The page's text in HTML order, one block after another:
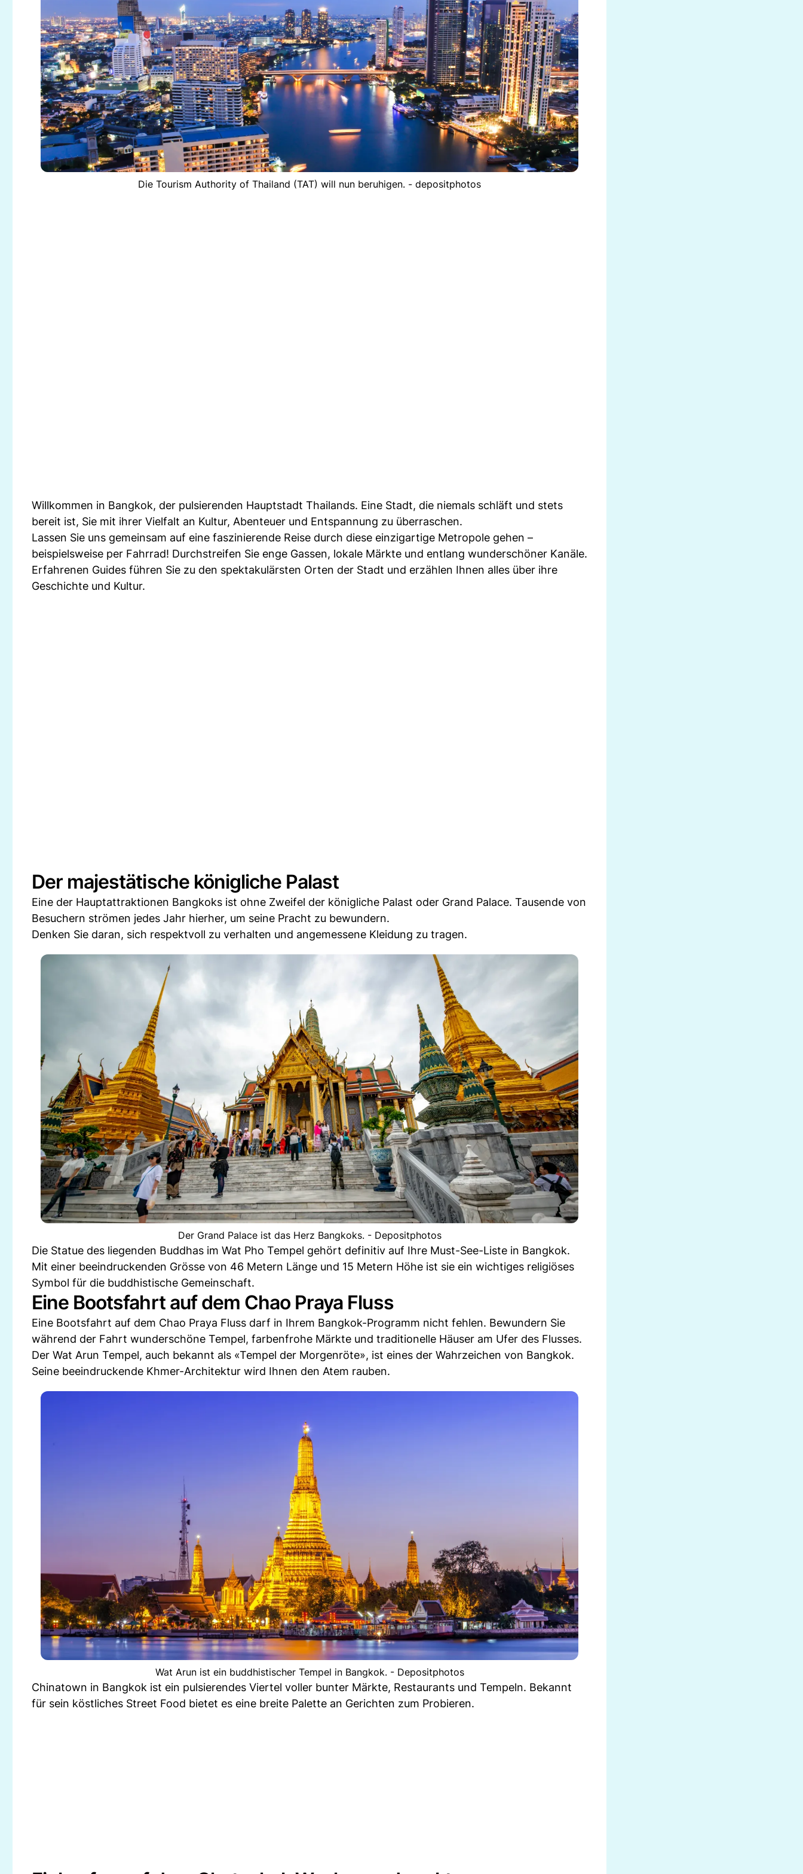
Die Tourism Authority of Thailand (TAT) will nun beruhigen. - depositphotos
Willkommen in Bangkok, der pulsierenden Hauptstadt Thailands. Eine Stadt, die niemals schläft und stets
bereit ist, Sie mit ihrer Vielfalt an Kultur, Abenteuer und Entspannung zu überraschen.
Lassen Sie uns gemeinsam auf eine faszinierende Reise durch diese einzigartige Metropole gehen –
beispielsweise per Fahrrad! Durchstreifen Sie enge Gassen, lokale Märkte und entlang wunderschöner Kanäle.
Erfahrenen Guides führen Sie zu den spektakulärsten Orten der Stadt und erzählen Ihnen alles über ihre
Geschichte und Kultur.
Der majestätische königliche Palast
Eine der Hauptattraktionen Bangkoks ist ohne Zweifel der königliche Palast oder Grand Palace. Tausende von
Besuchern strömen jedes Jahr hierher, um seine Pracht zu bewundern.
Denken Sie daran, sich respektvoll zu verhalten und angemessene Kleidung zu tragen.
Der Grand Palace ist das Herz Bangkoks. - Depositphotos
Die Statue des liegenden Buddhas im Wat Pho Tempel gehört definitiv auf Ihre Must-See-Liste in Bangkok.
Mit einer beeindruckenden Grösse von 46 Metern Länge und 15 Metern Höhe ist sie ein wichtiges religiöses
Symbol für die buddhistische Gemeinschaft.
Eine Bootsfahrt auf dem Chao Praya Fluss
Eine Bootsfahrt auf dem Chao Praya Fluss darf in Ihrem Bangkok-Programm nicht fehlen. Bewundern Sie
während der Fahrt wunderschöne Tempel, farbenfrohe Märkte und traditionelle Häuser am Ufer des Flusses.
Der Wat Arun Tempel, auch bekannt als «Tempel der Morgenröte», ist eines der Wahrzeichen von Bangkok.
Seine beeindruckende Khmer-Architektur wird Ihnen den Atem rauben.
Wat Arun ist ein buddhistischer Tempel in Bangkok. - Depositphotos
Chinatown in Bangkok ist ein pulsierendes Viertel voller bunter Märkte, Restaurants und Tempeln. Bekannt
für sein köstliches Street Food bietet es eine breite Palette an Gerichten zum Probieren.